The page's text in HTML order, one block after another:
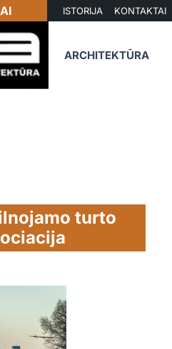
ISTORIJA KONTAKTAI
ARCHITEKTŪRA
turto